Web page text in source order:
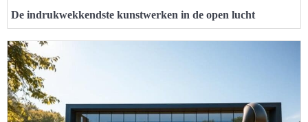
De indrukwekkendste kunstwerken in de open lucht